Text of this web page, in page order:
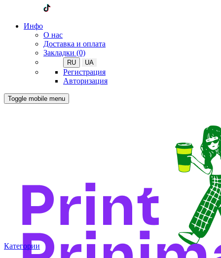
Инфо
О нас
Доставка и оплата
Закладки (0)
RU UA
Регистрация
Авторизация
Toggle mobile menu
Категории